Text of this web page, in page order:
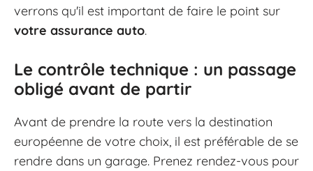
verrons qu'il est important de faire le point sur
votre assurance auto.
Le contrôle technique : un passage
obligé avant de partir
Avant de prendre la route vers la destination
européenne de votre choix, il est préférable de se
rendre dans un garage. Prenez rendez-vous pour